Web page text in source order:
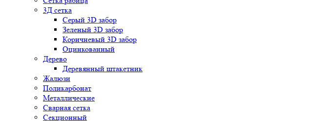
3Д сетка
Серый 3D забор
Зеленый 3D забор
Коричневый 3D забор
Оцинкованный
Дерево
Деревянный штакетник
Жалюзи
Поликарбонат
Металлические
Сварная сетка
Секционный